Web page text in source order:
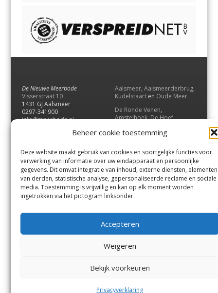
Beheer cookie toestemming
Deze website maakt gebruik van cookies en soortgelijke functies voor
verwerking van informatie over uw eindapparaat en persoonlijke
gegevens. Dit omvat integratie van inhoud, externe diensten, elementen
van derden, statistische analyse, gepersonaliseerde reclame en sociale
media. Toestemming is vrijwillig en kan op elk moment worden
ingetrokken via het pictogram linksonder.
Accepteren
Weigeren
Bekijk voorkeuren
Privacyverklaring
De Nieuwe Meerbode
Visserstraat 10
1431 GJ Aalsmeer
0297-341900
info@meerbode.nl
Aalsmeer, Aalsmeerderbrug,
Kudelstaart en Oude Meer.
De Ronde Venen,
Amstelhoek,De Hoef,
Vrouwenakker,Waverveen
UithoornenDe Kwakel.
Contact
Andere uitgaven
Bezorgklacht
Vacatures
Voorwaarden
Privacyverklaring
De Ronde Venen